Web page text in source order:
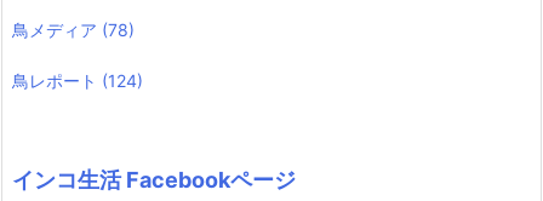
鳥メディア (78)
鳥レポート (124)
インコ生活 Facebookページ